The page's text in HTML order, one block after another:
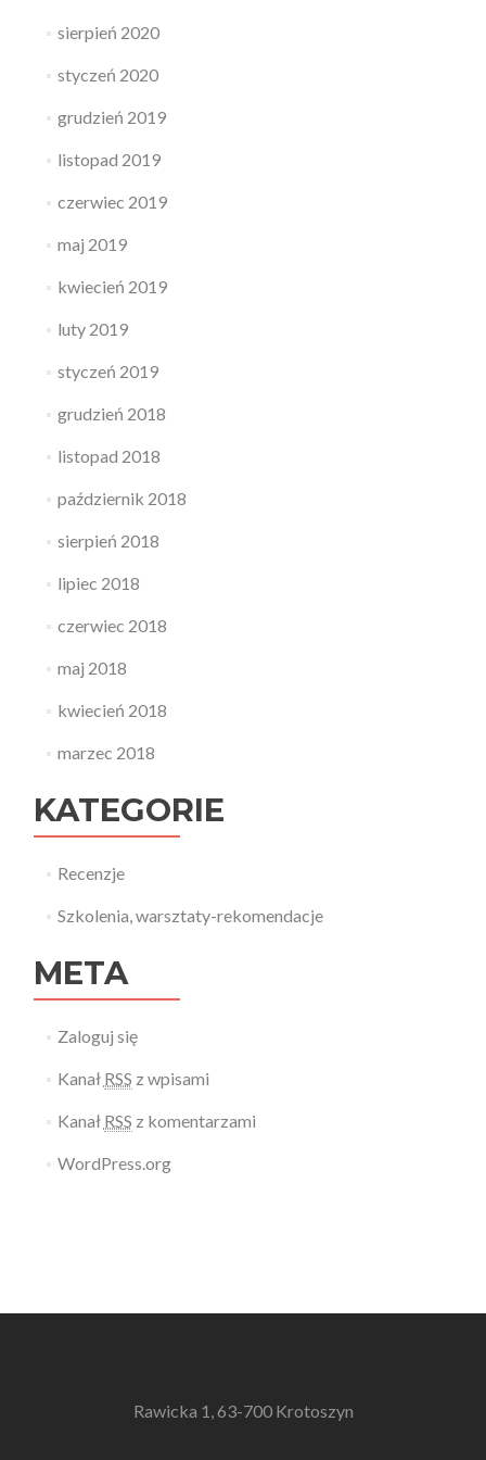
sierpień 2020
styczeń 2020
grudzień 2019
listopad 2019
czerwiec 2019
maj 2019
kwiecień 2019
luty 2019
styczeń 2019
grudzień 2018
listopad 2018
październik 2018
sierpień 2018
lipiec 2018
czerwiec 2018
maj 2018
kwiecień 2018
marzec 2018
KATEGORIE
Recenzje
Szkolenia, warsztaty-rekomendacje
META
Zaloguj się
Kanał RSS z wpisami
Kanał RSS z komentarzami
WordPress.org
Rawicka 1, 63-700 Krotoszyn